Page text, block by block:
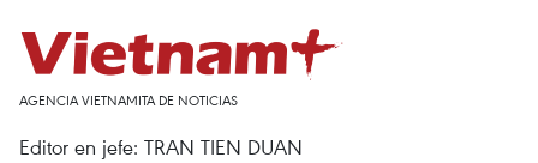
AGENCIA VIETNAMITA DE NOTICIAS
Editor en jefe: TRAN TIEN DUAN